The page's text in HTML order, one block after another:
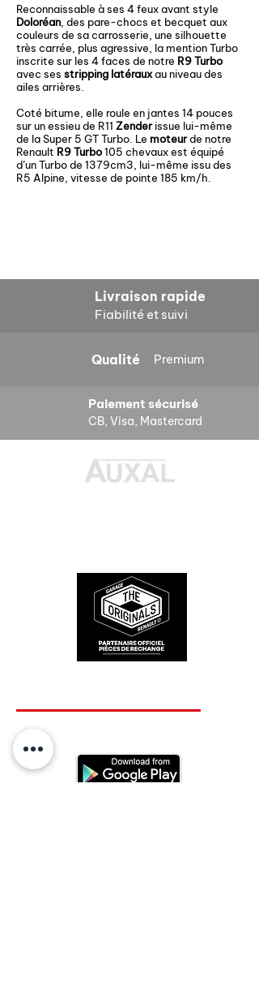
Reconnaissable à ses 4 feux avant style
Doloréan, des pare-chocs et becquet aux
couleurs de sa carrosserie, une silhouette
très carrée, plus agressive, la mention Turbo
inscrite sur les 4 faces de notre R9 Turbo
avec ses stripping latérauxau niveau des
ailes arrières.
Coté bitume, elle roule en jantes 14 pouces
sur un essieu de R11 Zenderissue lui-même
de la Super 5 GT Turbo. Le moteurde notre
Renault R9 Turbo105 chevaux est équipé
d’un Turbo de 1379cm3, lui-même issu des
R5 Alpine, vitesse de pointe 185 km/h.
Livraison rapide
Fiabilité et suivi
Qualité Premium
Paiement sécurisé
CB, Visa, Mastercard